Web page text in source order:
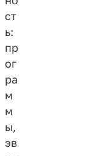
ст
ь:
пр
ог
ра
м
м
ы,
эв